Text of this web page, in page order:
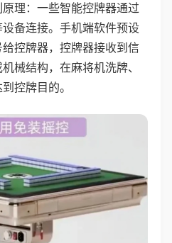
理：一些智能控牌器通过
备连接。手机端软件预设
控牌器，控牌器接收到信
械结构，在麻将机洗牌、
控牌目的。